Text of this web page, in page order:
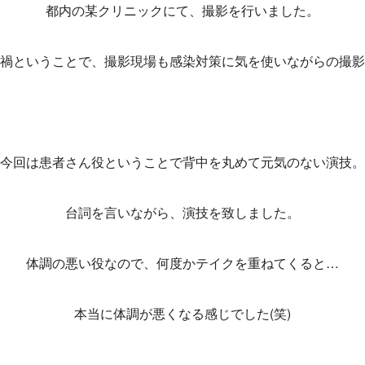
都内の某クリニックにて、撮影を行いました。
ということで、撮影現場も感染対策に気を使いながらの撮
今回は患者さん役ということで背中を丸めて元気のない演技。
台詞を言いながら、演技を致しました。
体調の悪い役なので、何度かテイクを重ねてくると…
本当に体調が悪くなる感じでした(笑)